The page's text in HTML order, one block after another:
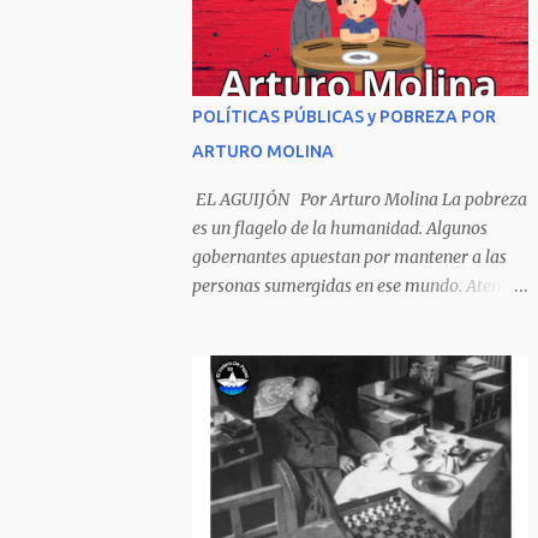
Sombrero encintado y chupa de boda. -
¡Muchacho, no salgas!- le grita mamá pero
él hace un gesto y orondo se va. Halló en el
camino, a un ratón vecino Y le dijo: -¡amigo!-
venga usted conmigo, Visitemos juntos a
doña ratona Y habrá francachela y habrá
comilona. A poco llegaron, y avanza ratón,
Estírase el cuello, coge el aldabón, Da dos o
tres golpes, preguntan: ¿quién es? -Yo doña
ratona, beso a usted los pies ¿Está usted en
algodón, pero eso no importa; bienvenidos
son. Se hicieron la venia, se dieron la mano, Y
dice Rat...
POLÍTICAS PÚBLICAS y POBREZA POR
ARTURO MOLINA
EL AGUIJÓN Por Arturo Molina La pobreza
es un flagelo de la humanidad. Algunos
gobernantes apuestan por mantener a las
personas sumergidas en ese mundo. Atentan
elude la política pública que cimiente las
bases para minimizar el impacto negativo
en el desarrollo de los países. Desarrollados,
sub desarrollados, atrasados y como se les
quiera llamar, son parte de un escenario
donde se conjuga el poder y el control en